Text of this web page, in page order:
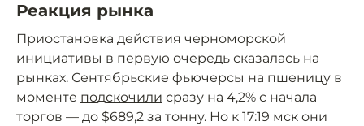
Реакция рынка
Приостановка действия черноморской
инициативы в первую очередь сказалась на
рынках. Сентябрьские фьючерсы на пшеницу в
моменте подскочили сразу на 4,2% с начала
торгов — до $689,2 за тонну. Но к 17:19 мск они